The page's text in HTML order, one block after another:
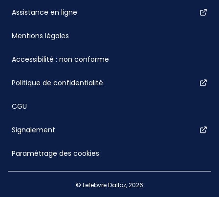
Assistance en ligne
Mentions légales
Accessibilité : non conforme
Politique de confidentialité
CGU
Signalement
Paramétrage des cookies
© Lefebvre Dalloz, 2026